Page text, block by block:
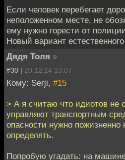
Если человек перебегает
неположенном месте, не
ему нужно горести от
Новый вариант
Дядя Толя »
#30 | 20.12.14 13:07
Кому: Serji, #15
> А я считаю что идиотов не
управляют транспортным
опасности нужно пожизненно
определять.
Попробую угадать: на